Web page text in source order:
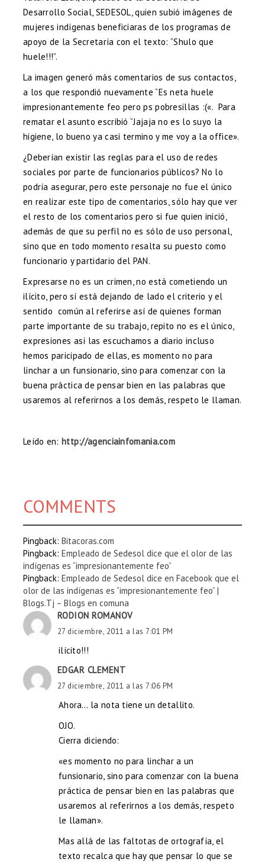
Desarrollo Social, SEDESOL, quien subió imágenes de
mujeres indígenas beneficiaras de los programas de
apoyo de la Secretaría con el texto: “Shulo que
huele!!!”.
La imagen generó más comentarios de sus contactos,
a los que respondió nuevamente “Es neta huele
impresionantemente feo pero ps pobresillas :(«. Para
rematar el asunto escribió “Jajaja no es lo suyo la
higiene, lo bueno ya casi termino y me voy a la office».
¿Deberían existir las reglas para el uso de redes
sociales por parte de funcionarios públicos? No lo
podría asegurar, pero este personaje no fue el único
en realizar este tipo de comentarios, sólo hay que ver
el resto de los comentarios pero si fue quien inició,
además de que su perfil no es sólo de uso personal,
sino que en todo momento resalta su puesto como
funcionario y partidario del PAN.
Expresarse no es un crimen, no está cometiendo un
ilícito, pero sí está dejando de lado el criterio y el
sentido común al referirse así de quienes forman
parte importante de su trabajo, repito no es el único,
expresiones así las escuchamos a diario incluso
hemos paricipado de ellas, es momento no para
linchar a un funsionario, sino para comenzar con la
buena práctica de pensar bien en las palabras que
usaremos al referirnos a los demás, respeto le llaman.
Leído en: http://agenciainfomania.com
COMMENTS
Pingback: Bitacoras.com
Pingback: Empleado de Sedesol dice que el olor de las
indígenas es “impresionantemente feo”
Pingback: Empleado de Sedesol dice en Facebook que el
olor de las indígenas es “impresionantemente feo” |
Blogs.Tj – Blogs en comuna
RODION ROMANOV
27 diciembre, 2011 a las 7:01 PM
ilícito!!!
EDGAR CLEMENT
27 diciembre, 2011 a las 7:06 PM
Ahora… la nota tiene un detallito.
OJO.
Cierra diciendo:
«es momento no para linchar a un
funsionario, sino para comenzar con la buena
práctica de pensar bien en las palabras que
usaremos al referirnos a los demás, respeto
le llaman».
Mas allá de las faltotas de ortografía, el
texto recalca que hay que pensar lo que se